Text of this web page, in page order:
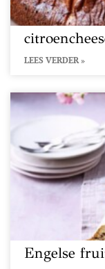
LEES VERDER »
Engelse